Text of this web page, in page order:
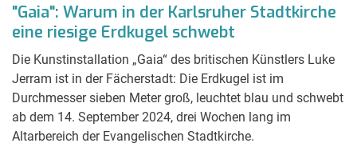
"Gaia": Warum in der Karlsruher Stadtkirche
eine riesige Erdkugel schwebt
Die Kunstinstallation „Gaia“ des britischen Künstlers Luke
Jerram ist in der Fächerstadt: Die Erdkugel ist im
Durchmesser sieben Meter groß, leuchtet blau und schwebt
ab dem 14. September 2024, drei Wochen lang im
Altarbereich der Evangelischen Stadtkirche.